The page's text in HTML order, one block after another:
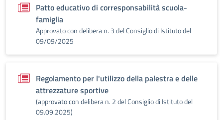
Patto educativo di corresponsabilità scuola-
famiglia
Approvato con delibera n. 3 del Consiglio di Istituto del
09/09/2025
Regolamento per l'utilizzo della palestra e delle
attrezzature sportive
(approvato con delibera n. 2 del Consiglio di Istituto del
09.09.2025)